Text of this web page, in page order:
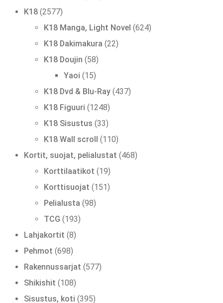
tuotetta
K18 25772577
tuotetta
K18 Manga, Light Novel
624624
tuotetta
K18 Dakimakura 2222
tuotetta
K18 Doujin 5858
tuotetta
Yaoi 1515
tuotetta
K18 Dvd & Blu-Ray 437437
tuotetta
K18 Figuuri 12481248
tuotetta
K18 Sisustus 3333
tuotetta
K18 Wall scroll
110110
tuotetta
Kortit, suojat, pelialustat 468468
tuotetta
Korttilaatikot 1919
tuotetta
Korttisuojat 151 151
tuotetta
Pelialusta 9898
tuotetta
TCG 193193
tuotetta
Lahjakortit 88
tuotetta
Pehmot 698698
tuotetta
Rakennussarjat 577577
tuotetta
Shikishit 108108
tuotetta
Sisustus, koti 395395